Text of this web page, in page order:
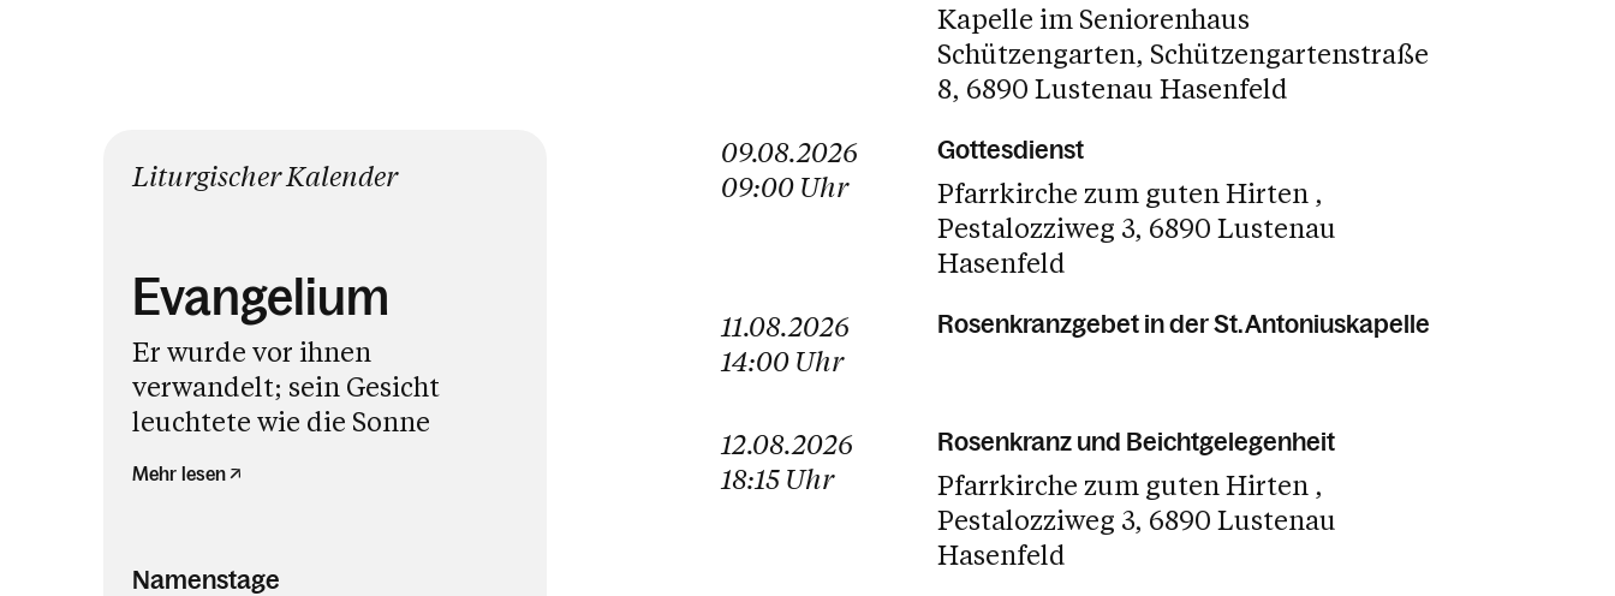
Liturgischer Kalender
Evangelium
Er wurde vor ihnen
verwandelt; sein Gesicht
leuchtete wie die Sonne
Mehr lesen
Namenstage
Kapelle im Seniorenhaus
Schützengarten Schützengartenstraße
8 6890 Lustenau Hasenfeld
09.08.2026
09:00 Uhr
Gottesdienst
Pfarrkirche zum guten Hirten
Pestalozziweg 3 6890 Lustenau
Hasenfeld
11.08.2026
14:00 Uhr
Rosenkranzgebet in der St. Antoniuskapelle
12.08.2026
18:15 Uhr
Rosenkranz und Beichtgelegenheit
Pfarrkirche zum guten Hirten
Pestalozziweg 3 6890 Lustenau
Hasenfeld